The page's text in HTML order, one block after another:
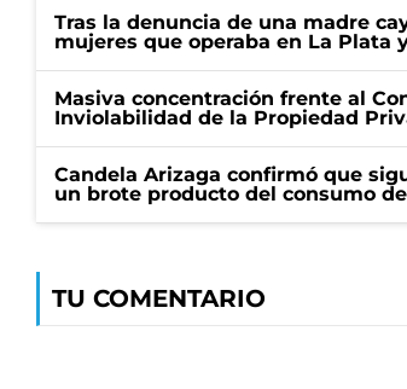
Tras la denuncia de una madre
mujeres que operaba en La Plata
Masiva concentración frente al
Inviolabilidad de la Propiedad
Candela Arizaga confirmó que
un brote producto del consumo
TU COMENTARIO